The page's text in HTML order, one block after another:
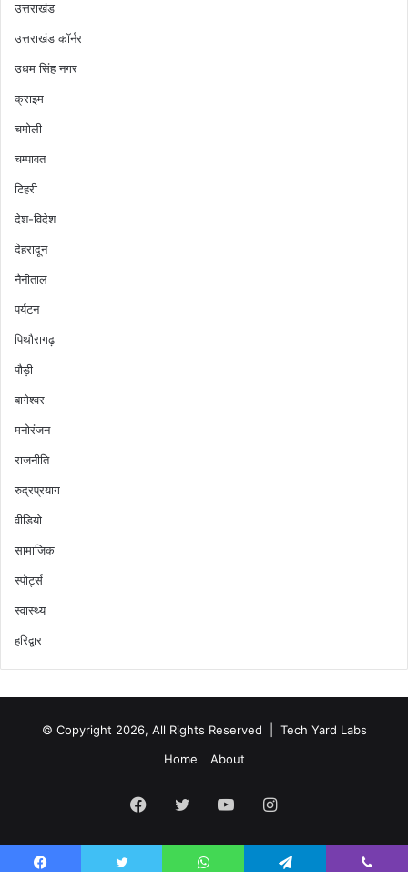
उत्तराखंड
उत्तराखंड कॉर्नर
उधम सिंह नगर
क्राइम
चमोली
चम्पावत
टिहरी
देश-विदेश
देहरादून
नैनीताल
पर्यटन
पिथौरागढ़
पौड़ी
बागेश्वर
मनोरंजन
राजनीति
रुद्रप्रयाग
वीडियो
सामाजिक
स्पोर्ट्स
स्वास्थ्य
हरिद्वार
© Copyright 2026, All Rights Reserved | Tech Yard Labs
Home
About
Facebook
Twitter YouTubeInstagram